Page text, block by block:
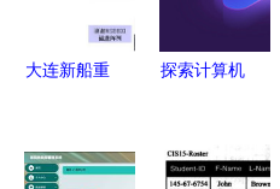
大连新船重
性解决方案
探索计算机
据库及计算